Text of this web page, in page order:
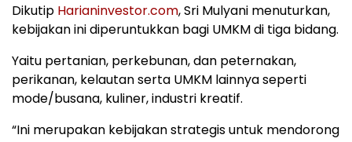
Dikutip Harianinvestor.com, Sri Mulyani menuturkan,
kebijakan ini diperuntukkan bagi UMKM di tiga bidang.
Yaitu pertanian, perkebunan, dan peternakan,
perikanan, kelautan serta UMKM lainnya seperti
mode/busana, kuliner, industri kreatif.
“Ini merupakan kebijakan strategis untuk mendorong